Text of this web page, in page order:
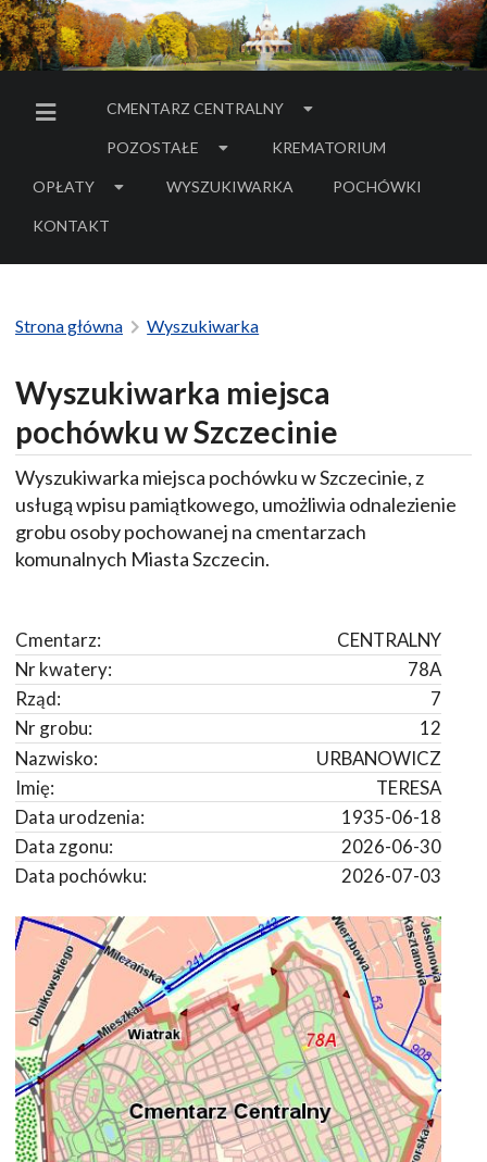
MENU BOCZNE
CMENTARZ CENTRALNY
POZOSTAŁE KREMATORIUM
OPŁATY WYSZUKIWARKA POCHÓWKI
- LINK DO SERWISU
KONTAKT
Strona główna Wyszukiwarka
Wyszukiwarka miejsca
pochówku w Szczecinie
Wyszukiwarka miejsca pochówku w Szczecinie, z
usługą wpisu pamiątkowego, umożliwia odnalezienie
grobu osoby pochowanej na cmentarzach
komunalnych Miasta Szczecin.
CENTRALNY
Cmentarz:
78A
Nr kwatery:
7
Rząd:
12
Nr grobu:
URBANOWICZ
Nazwisko:
TERESA
Imię:
1935-06-18
Data urodzenia:
2026-06-30
Data zgonu:
2026-07-03
Data pochówku: